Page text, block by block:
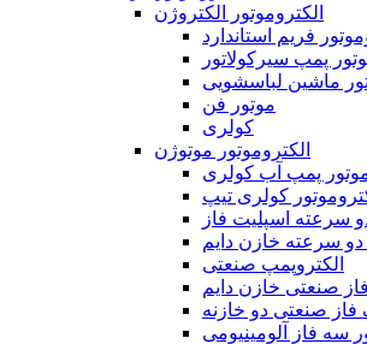
الکتروموتور الکتروژن
فریم استاندارد
پمپ سیرکولاتور
ماشین لباسشویی
موتور فن
کولری
الکتروموتور موتوژن
پمپ آب کولری
سرعته اسپلیت فاز
دو سرعته خازن دایم
الکتروپمپ صنعتی
صنعتی خازن دایم
فاز صنعتی دو خازنه
سه فاز آلومینیومی